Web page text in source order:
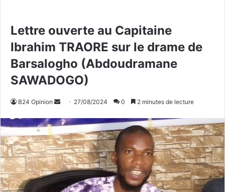
Lettre ouverte au Capitaine
Ibrahim TRAORE sur le drame de
Barsalogho (Abdoudramane
SAWADOGO)
B24 Opinion
v
o
y
e
r
27/08/2024 0 2 minutes de lecture